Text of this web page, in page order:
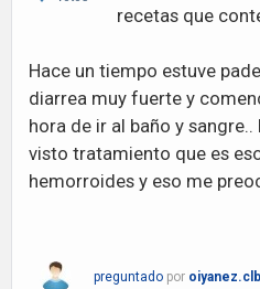
recetas que
Hace un tiempo estuve
diarrea muy fuerte y
hora de ir al baño y
visto tratamiento que es
hemorroides y eso me
preguntado por